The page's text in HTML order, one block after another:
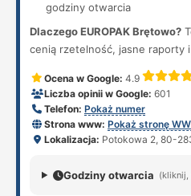
godziny otwarcia
Dlaczego EUROPAK Brętowo?
cenią rzetelność, jasne raporty
Ocena w Google: 4.9
Liczba opinii w Google: 601
Telefon: Pokaż numer
Strona www: Pokaż stronę
Lokalizacja: Potokowa 2, 80-
Godziny otwarcia (kliknij,